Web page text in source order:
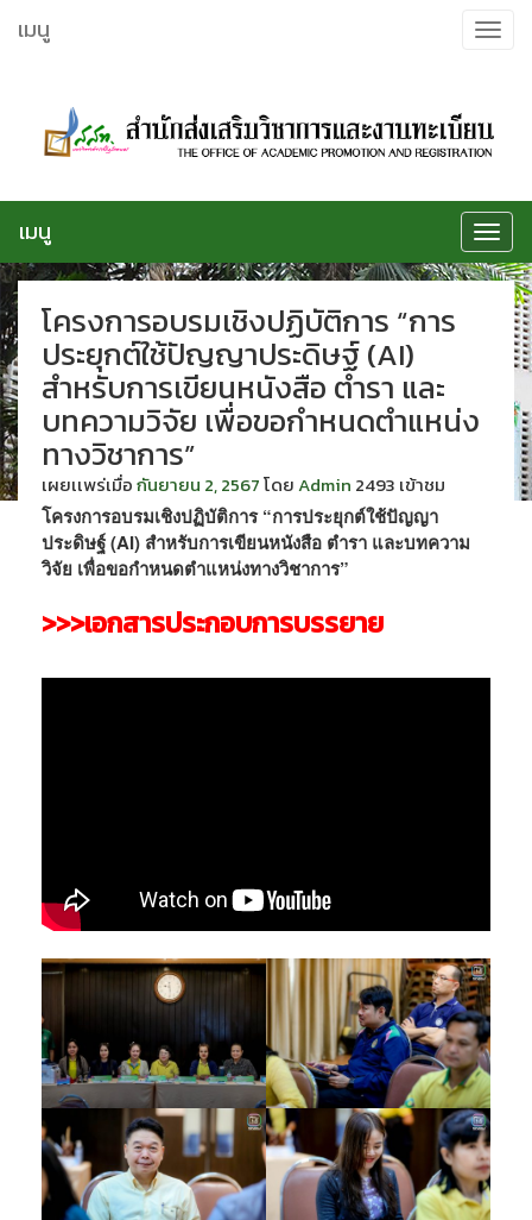
ไป
Toggle
เมนู
Toggle
เมนู
โครงการอบรมเชิงปฏิบัติการ “การ
ประยุกต์ใช้ปัญญาประดิษฐ์ (AI)
สำหรับการเขียนหนังสือ ตำรา และ
บทความวิจัย เพื่อขอกำหนดตำแหน่ง
ทางวิชาการ”
เผยเเพร่เมื่อกันยายน 2, 2567โดยAdmin 2493 เข้าชม
โครงการอบรมเชิงปฏิบัติการ “การประยุกต์ใช้ปัญญา
ประดิษฐ์ (AI) สำหรับการเขียนหนังสือ ตำรา และบทความ
วิจัย เพื่อขอกำหนดตำแหน่งทางวิชาการ”
>>>เอกสารประกอบการบรรยาย